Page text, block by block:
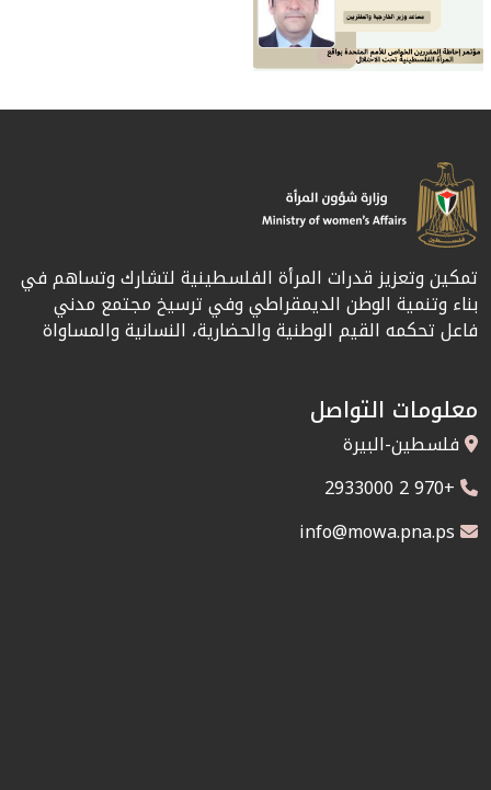
تمكين وتعزيز قدرات المرأة الفلسطينية لتشارك وتساهم في
بناء وتنمية الوطن الديمقراطي وفي ترسيخ مجتمع مدني
فاعل تحكمه القيم الوطنية والحضارية، النسانية والمساواة
معلومات التواصل
فلسطين-البيرة
+970 2 2933000
info@mowa.pna.ps